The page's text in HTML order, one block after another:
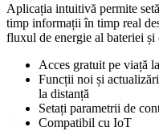
Aplicația intuitivă permite
timp informații în timp real
fluxul de energie al bateriei
Acces gratuit pe viață
Funcții noi și
la distanță
Setați parametrii de
Compatibil cu IoT